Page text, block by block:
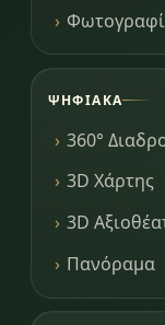
ΨΗΦΙΑΚΆ
360°
3D Χάρτης
3D
Πανόραμα